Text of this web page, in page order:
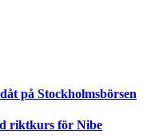
på Stockholmsbörsen
riktkurs för Nibe